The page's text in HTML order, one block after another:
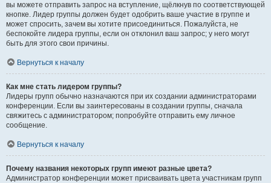
вы можете отправить запрос на вступление, щёлкнув по соответствующей
кнопке. Лидер группы должен будет одобрить ваше участие в группе и
может спросить, зачем вы хотите присоединиться. Пожалуйста, не
беспокойте лидера группы, если он отклонил ваш запрос; у него могут
быть для этого свои причины.
Вернуться к началу
Как мне стать лидером группы?
Лидеры групп обычно назначаются при их создании администраторами
конференции. Если вы заинтересованы в создании группы, сначала
свяжитесь с администратором; попробуйте отправить ему личное
сообщение.
Вернуться к началу
Почему названия некоторых групп имеют разные цвета?
Администратор конференции может присваивать цвета участникам групп